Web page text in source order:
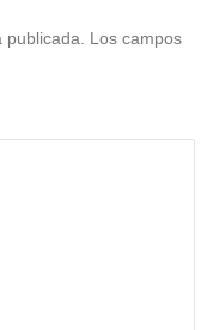
Los campos